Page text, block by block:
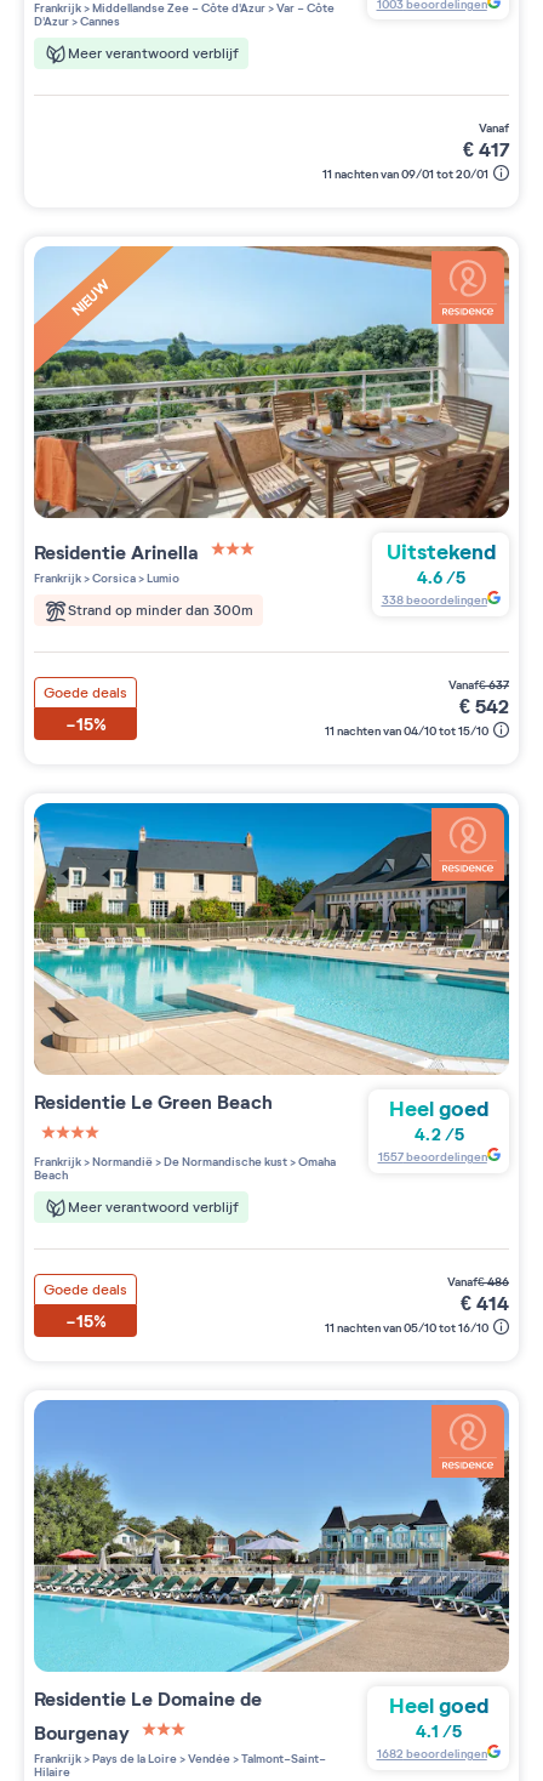
Frankrijk>Middellandse Zee - Côte d'Azur>Var - Côte
D'Azur>Cannes
Meer verantwoord verblijf
1003beoordelingen
vanaf
€417
11 nachten van 09/01 tot 20/01
NIEUW
ResidentieArinella
Frankrijk>Corsica>Lumio
Strand op minder dan 300m
Uitstekend
4.6/5
338beoordelingen
Goede deals
-15%
vanaf€637
€542
11 nachten van 04/10 tot 15/10
Residentie Le Green Beach
4 étoiles sur 5
Frankrijk>Normandië>De Normandische kust>Omaha
Beach
Meer verantwoord verblijf
Heel goed
4.2/5
1557beoordelingen
Goede deals
-15%
vanaf€486
€414
11 nachten van 05/10 tot 16/10
Residentie Le Domaine de
Bourgenay
3 étoiles sur 5
Frankrijk>Pays de la Loire>Vendée>Talmont-Saint-
Hilaire
Heel goed
4.1 /5
1682 beoordelingen